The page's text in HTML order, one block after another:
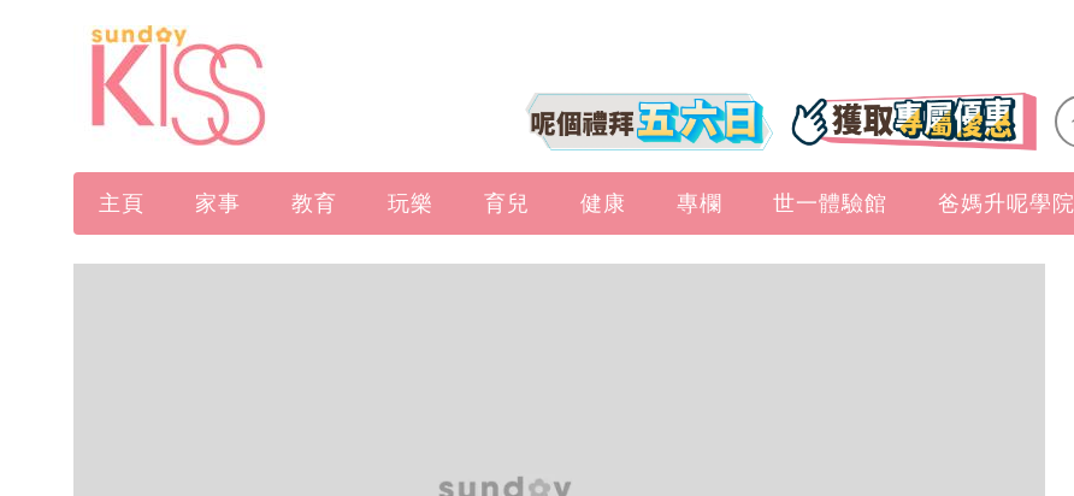
主頁 家事 教育 玩樂 育兒 健康 專欄 世一體驗館 爸媽升呢學院